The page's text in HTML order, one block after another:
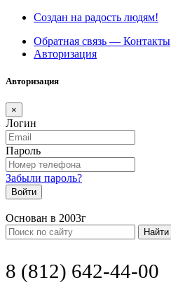
Создан на радость людям!
Обратная связь — Контакты
Авторизация
Авторизация
×
Логин
Пароль
Забыли пароль?
Войти
Основан в 2003г
Найти
8 (812) 642-44-00